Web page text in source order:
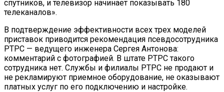
спутников, и телевизор начинает показывать 180
телеканалов».
В подтверждение эффективности всех трех моделей
приставок приводится рекомендация псевдосотрудника
РТРС — ведущего инженера Сергея Антонова:
комментарий с фотографией. В штате РТРС такого
сотрудника нет. Службы и филиалы РТРС не продают и
не рекламируют приемное оборудование, не оказывают
платных услуг по его подключению и настройке.